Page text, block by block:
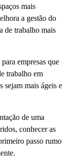
mais
a gestão do
de trabalho mais
empresas que
trabalho em
sejam mais ágeis e
de uma
conhecer as
passo rumo